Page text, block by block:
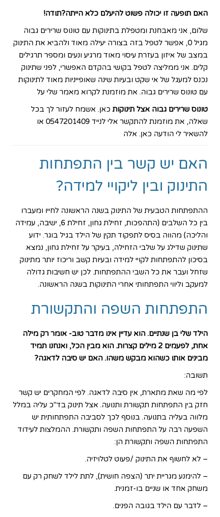
האם תופעה זו יכולה פשוט להיעלם כלא הייתה?תודה!
שלום, אני מאבחנת ומטפלת בתינוקות עם טונוס שרירים גבוה
מגיל 0, אפשר לטפל בזה בצורה יעילה מאוד ולהביא את התינוק
במצב של איזון בעזרת עיסוי מאוד מרגיע ונעים ומספר תרגילים
קלים. אני ממליצה לטפל בקושי בהקדם האפשרי, לפני שתינוק
נכנס למעגל של אי שקט ובעיות שינה שאופייניות מאוד לתינוקות
עם טונוס שרירים גבוה. את מוזמנת לקרוא מאמר שלי על
טונוס שרירים גבוה אצל תינוקות כאן. אשמח לעזור לך בכל
שאלה, את מוזמנת להתקשר אלי לנייד 0547201409 או
להשאיר לי הודעה כאן. אלה
האם יש קשר בין התפתחות
התינוק ובין ליקויי למידה?
ההתפתחות הטבעית של התינוק בשנה הראשונה לחייו ומעברו
בין כל השלבים (התהפכות, זחילת גחון, זחילת 6, ישיבה, עמידה
והליכה) מהווה בסיס לתפקוד תקין של הילד בגיל בוגר. ידוע
שתינוק שדילג על שלבי הזחילה, בעיקר על זחילת גחון, נמצא
בסיכון להתפתחות לקויי למידה ובעיות קשב וריכוז יותר מתינוק
שזחל ועבר את כל השבי ההתפתחות. לכן יש חשיבות גדולה
למעקב וליווי התפתחותי אחרי התינוקות בשנה הראשונה.
התפתחות השפה והתקשורת
הילד שלי בן שנתיים. הוא עדיין אינו מדבר טוב- אומר רק מילה
אחת, לפעמים 2 מילים קצרות. הוא מבין הכל, ואנחנו תמיד
מבינים אותו כשהוא מבקש משהו. האם יש סיבה לדאגה?
תשובה:
לפי מה שאת מתארת, אין סיבה לדאגה. לפי המחקרים יש קשר
חזק בין התפתחות תקשורת ותנועה. אצל תינוק בד"כ עליה במלל
מלווה בעליה בתנועה. בנוסף לכך לסביבה התפתחותית יש
השפעה רבה על התפתחות השפה ותקשורת. ההמלצות לעידוד
התפתחות השפה ותקשורת הן:
– לא לחשוף את התינוק /פעוט לטלויזיה.
– להימנע מגריית יתר (הצפה חושית), לתת לילד לשחק רק עם
משחק אחד או שניים בו-זמנית.
– לדבר עם הילד בגובה הפנים.